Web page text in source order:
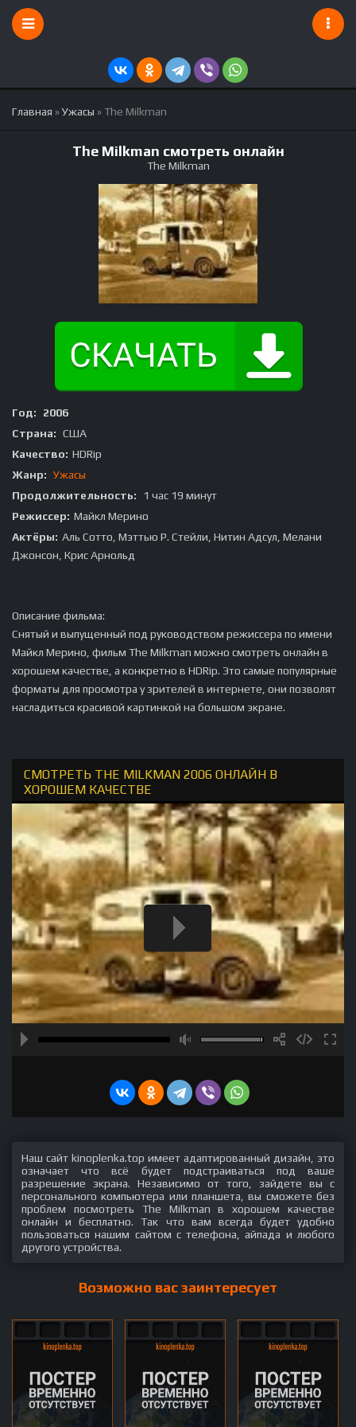
Главная »Ужасы » The Milkman
The Milkman смотреть онлайн
The Milkman
Год:
2006
Страна: США
Качество: HDRip
Жанр: Ужасы
Продолжительность:
1 час 19 минут
Режиссер: Майкл Мерино
Актёры: Аль Сотто, Мэттью Р. Стейли, Нитин Адсул, Мелани
Джонсон, Крис Арнольд
Описание фильма:
Снятый и выпущенный под руководством режиссера по имени
Майкл Мерино, фильм The Milkman можно смотреть онлайн в
хорошем качестве, а конкретно в HDRip. Это самые популярные
форматы для просмотра у зрителей в интернете, они позволят
насладиться красивой картинкой на большом экране.
СМОТРЕТЬ THE MILKMAN 2006 ОНЛАЙН В
ХОРОШЕМ КАЧЕСТВЕ
Наш сайт kinoplenka.top имеет адаптированный дизайн, это
означает что всё будет подстраиваться под ваше
разрешение экрана. Независимо от того, зайдете вы с
персонального компьютера или планшета, вы сможете без
проблем посмотреть The Milkman в хорошем качестве
онлайн и бесплатно. Так что вам всегда будет удобно
пользоваться нашим сайтом с телефона, айпада и любого
другого устройства.
Возможно вас заинтересует